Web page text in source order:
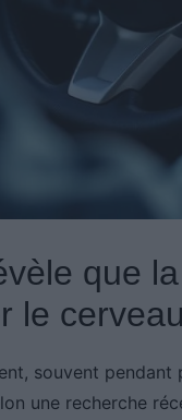
que
le cerveau
souvent pendant
une recherche